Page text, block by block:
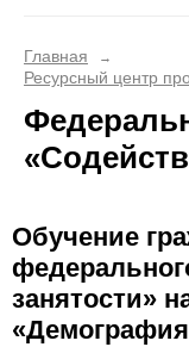
Главная →
Ресурсный центр
Обучение
занятости»